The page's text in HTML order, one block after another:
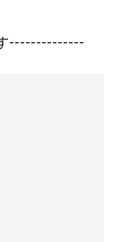
--------------